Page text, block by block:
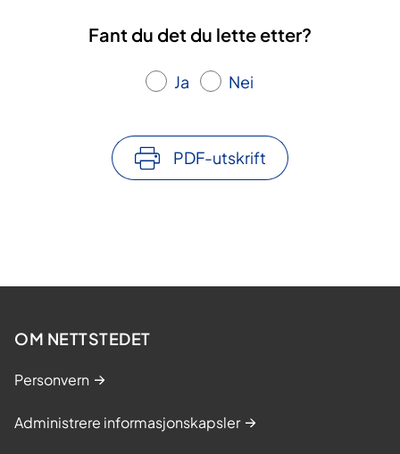
Fant du det du lette etter?
Ja Nei
PDF-utskrift
OM NETTSTEDET
Personvern
Administrere informasjonskapsler